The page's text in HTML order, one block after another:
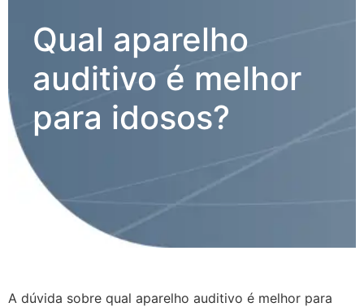
Qual aparelho
auditivo é melhor
para idosos?
A dúvida sobre qual aparelho auditivo é melhor para